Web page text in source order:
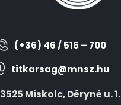
(+36) 46 / 516 – 700
titkarsag@mnsz.hu
3525 Miskolc, Déryné u. 1.